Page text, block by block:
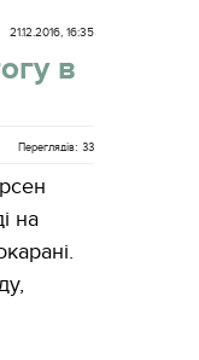
21.12.2016, 16:35
в
Переглядів: 33
на